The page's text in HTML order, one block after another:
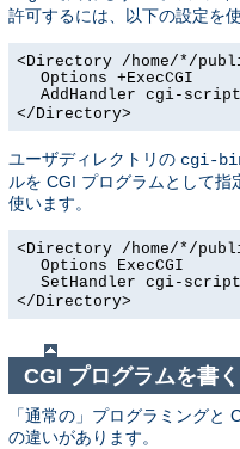
許可するには、以下の設定を
<Directory /home/*/
Options +ExecCGI
AddHandler cgi-
</Directory>
ユーザディレクトリの cgi-
ルを CGI プログラムとして指
使います。
<Directory /home/*/
Options ExecCGI
SetHandler cgi-script
</Directory>
CGI プログラムを書く
「通常の」プログラミングと
の違いがあります。